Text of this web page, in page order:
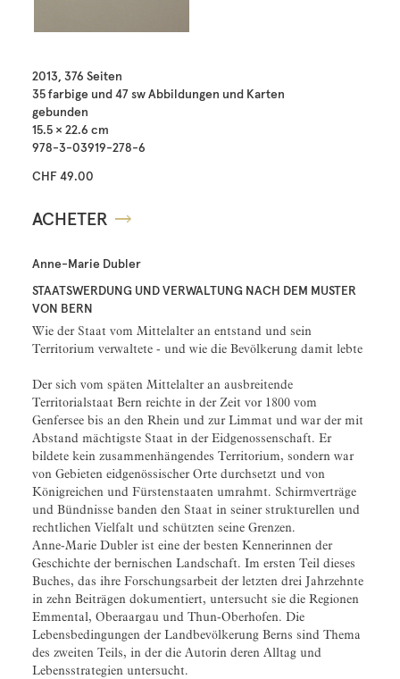
2013, 376 Seiten
35 farbige und 47 sw Abbildungen und Karten
gebunden
15.5 × 22.6 cm
978-3-03919-278-6
CHF 49.00
ACHETER
Anne-Marie Dubler
STAATSWERDUNG UND VERWALTUNG NACH DEM MUSTER
VON BERN
Wie der Staat vom Mittelalter an entstand und sein
Territorium verwaltete - und wie die Bevölkerung damit lebte
Der sich vom späten Mittelalter an ausbreitende
Territorialstaat Bern reichte in der Zeit vor 1800 vom
Genfersee bis an den Rhein und zur Limmat und war der mit
Abstand mächtigste Staat in der Eidgenossenschaft. Er
bildete kein zusammenhängendes Territorium, sondern war
von Gebieten eidgenössischer Orte durchsetzt und von
Königreichen und Fürstenstaaten umrahmt. Schirmverträge
und Bündnisse banden den Staat in seiner strukturellen und
rechtlichen Vielfalt und schützten seine Grenzen.
Anne-Marie Dubler ist eine der besten Kennerinnen der
Geschichte der bernischen Landschaft. Im ersten Teil dieses
Buches, das ihre Forschungsarbeit der letzten drei Jahrzehnte
in zehn Beiträgen dokumentiert, untersucht sie die Regionen
Emmental, Oberaargau und Thun-Oberhofen. Die
Lebensbedingungen der Landbevölkerung Berns sind Thema
des zweiten Teils, in der die Autorin deren Alltag und
Lebensstrategien untersucht.